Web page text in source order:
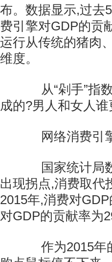
布。数据显示,过去
费引擎对GDP的贡
运行从传统的猪肉
维度。
从“剁手”指数
成的?男人和女人谁
网络消费引
国家统计局数
出现拐点,消费取代
2015年,消费对
对GDP的贡献率为
作为2015年的